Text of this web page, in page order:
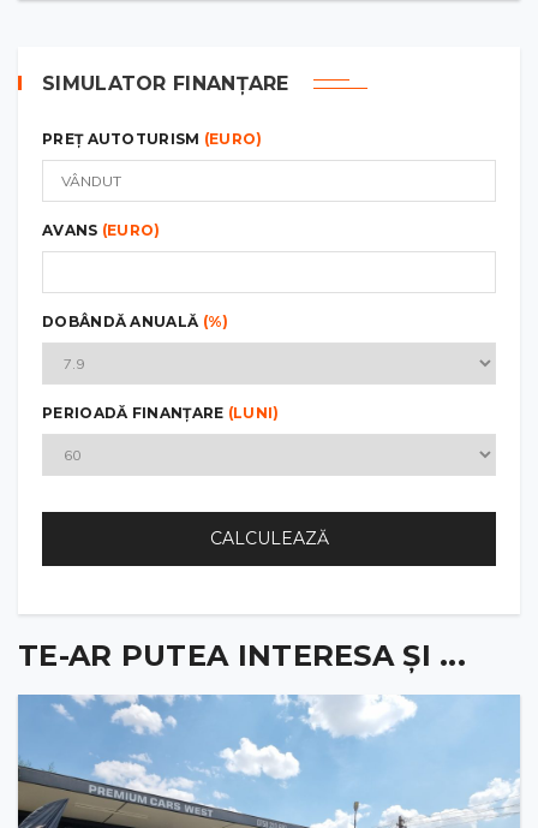
SIMULATOR FINANȚARE
PREȚ AUTOTURISM (EURO)
AVANS (EURO)
DOBÂNDĂ ANUALĂ (%)
PERIOADĂ FINANȚARE (LUNI)
CALCULEAZĂ
TE-AR PUTEA INTERESA ȘI ...